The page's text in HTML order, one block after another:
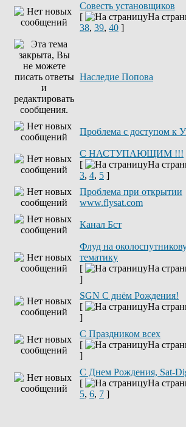
Совесть установщиков
[
На
38, 39, 40 ]
Наследие Попова
Проблема с доступом к
С НАСТУПАЮЩИМ !!!
[
На
3, 4, 5 ]
Проблема при открытии
www.flysat.com
Канал Бст
Флуд на
тематику
[
На
]
SGN C днём Рождения!
[
На
]
С Праздником всех
[
На
]
С Днем Рождения, Sat-
[
На
5, 6, 7 ]